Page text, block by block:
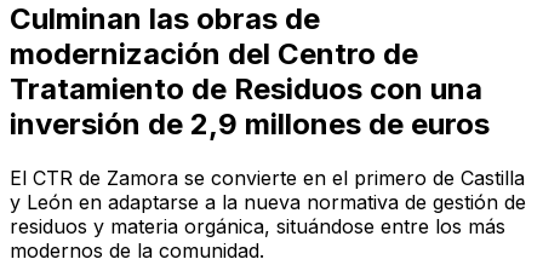
Culminan las obras de
modernización del Centro de
Tratamiento de Residuos con una
inversión de 2,9 millones de euros
El CTR de Zamora se convierte en el primero de Castilla
y León en adaptarse a la nueva normativa de gestión de
residuos y materia orgánica, situándose entre los más
modernos de la comunidad.